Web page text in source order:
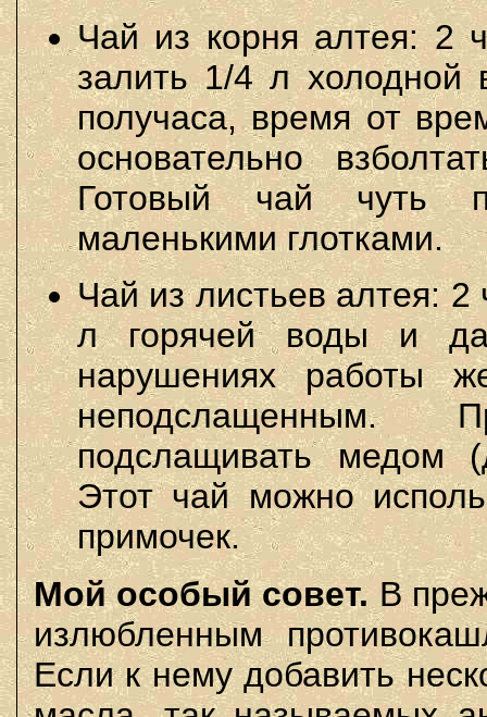
Чай из корня алтея: 2
залить 1/4 л холодной
получаса, время от
основательно
Готовый чай чуть
маленькими глотками.
Чай из листьев алтея:
л горячей воды и
нарушениях работы
неподслащенным.
подслащивать медом
Этот чай можно
примочек.
Мой особый совет. В
излюбленным
Если к нему добавить